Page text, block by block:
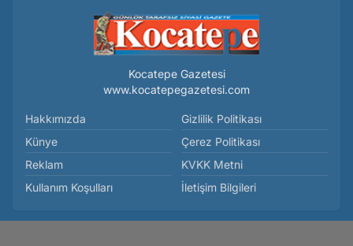
Kocatepe Gazetesi
www.kocatepegazetesi.com
Hakkımızda
Künye
Reklam
Kullanım Koşulları
Gizlilik Politikası
Çerez Politikası
KVKK Metni
İletişim Bilgileri